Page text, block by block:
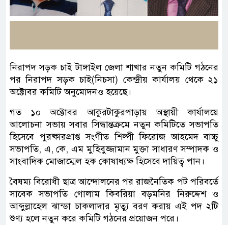
নিরাপদ সড়ক চাই টাঙ্গাইল জেলা শাখার নতুন কমিটি গঠনের
পর নিরাপদ সড়ক চাই(নিচসা) কেন্দ্রীয় কার্যালয় থেকে ২১
অক্টোবর কমিটি অনুমোদনও হয়েছে।
গত ১০ অক্টোবর আকুরটাকুরপাড়ায় অস্থায়ী কার্যালয়ে
আলোচনা সভায় সবার সিন্ধান্তক্রমে নতুন কমিটিতে সভাপতি
হিসেবে পুরষ্কারপ্রাপ্ত সংগীত শিল্পী ফিরোজ আহমেদ বাচ্চু
সভাপতি, এ, কে, এম মুহিবুজ্জামান মুক্তা সাধারণ সম্পাদক ও
সাংবাদিক মোজাম্মেল হক কোষাধ্যক্ষ হিসেবে দায়িত্ব পান।
বৈষম্য বিরোধী ছাত্র আন্দোলনের পর রাজনৈতিক পট পরিবর্তে
সাবেক সভাপতি গোলাম কিবরিয়া বড়মনির নিরুদ্দেশ ও
আব্দুল্লাহেল ঝান্ডা চাকলাদার মৃত্যু বরণ করায় এই পদ ২টি
শুণ্য হলে নতুন করে কমিটি গঠনের প্রয়োজন পরে।